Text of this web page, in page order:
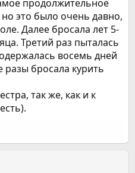
продолжительное
это было очень давно,
Далее бросала лет 5-
Третий раз пыталась
восемь дней
разы бросала курить
так же, как и к